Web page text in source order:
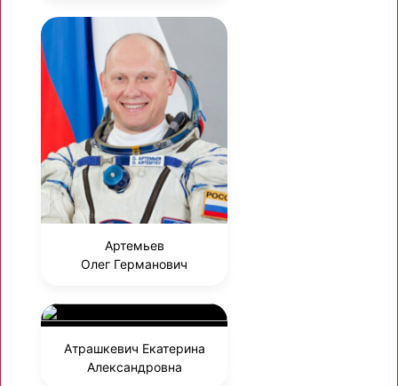
Артемьев
Олег Германович
Атрашкевич Екатерина
Александровна